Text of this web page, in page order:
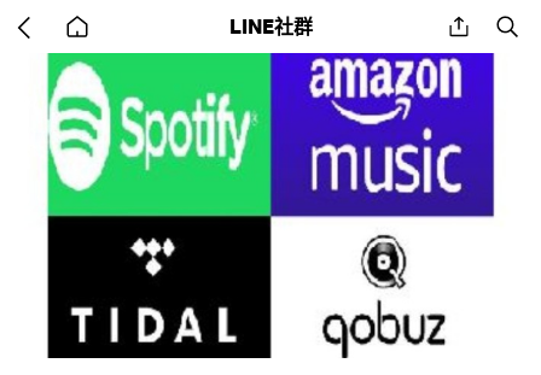
back
to
home
LINE社群 share